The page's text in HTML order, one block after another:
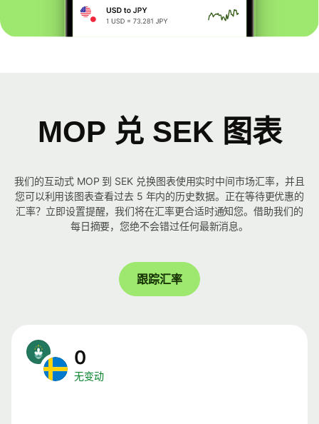
MOP 兑 SEK 图表
我们的互动式 MOP 到 SEK 兑换图表使用实时中间市场汇率，并且
您可以利用该图表查看过去 5 年内的历史数据。正在等待更优惠的
汇率？立即设置提醒，我们将在汇率更合适时通知您。借助我们的
每日摘要，您绝不会错过任何最新消息。
跟踪汇率
0
无变动